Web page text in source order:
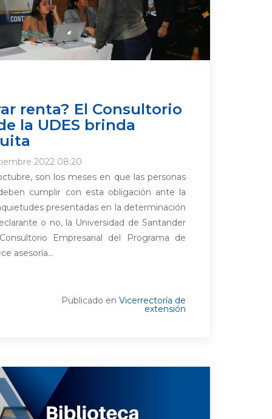
renta? El Consultorio
la UDES brinda
2022 08:20
son los meses en que las personas
cumplir con esta obligación ante la
presentadas en la determinación
o no, la Universidad de Santander
Empresarial del Programa de
asesoría...
Publicado en Vicerrectoría de
extensión